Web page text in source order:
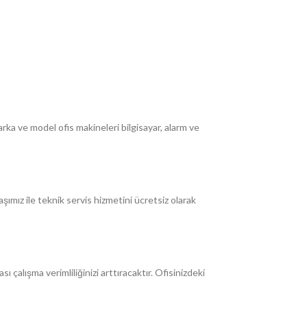
ve model ofis makineleri bilgisayar, alarm ve
ile teknik servis hizmetini ücretsiz olarak
çalışma verimliliğinizi arttıracaktır. Ofisinizdeki